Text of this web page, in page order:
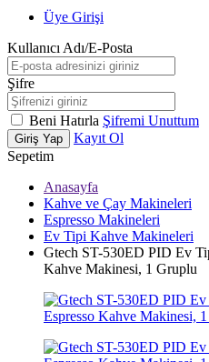
Üye Girişi
Kullanıcı Adı/E-Posta
Şifre
Beni Hatırla Şifremi Unuttum
Giriş Yap
Kayıt Ol
Sepetim
Anasayfa
Kahve ve Çay Makineleri
Espresso Makineleri
Ev Tipi Kahve Makineleri
Gtech ST-530ED PID Ev
Kahve Makinesi, 1 Gruplu